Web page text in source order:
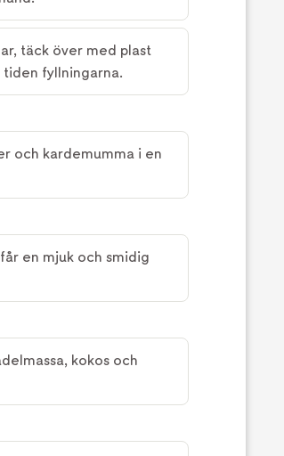
täck över med plast
tiden fyllningarna.
och kardemumma i en
en mjuk och smidig
kokos och